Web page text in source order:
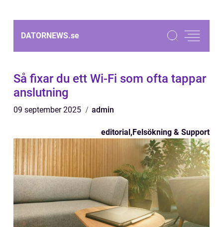
DATORNEWS.se
Så fixar du ett Wi‑Fi som ofta tappar
anslutning
09 september 2025 admin
editorial,Felsökning & Support